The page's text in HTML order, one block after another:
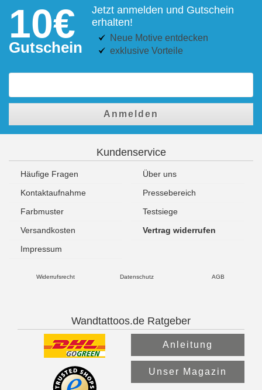
10€
Gutschein
Jetzt anmelden und Gutschein
erhalten!
Neue Motive entdecken
exklusive Vorteile
Anmelden
Kundenservice
Häufige Fragen
Über uns
Kontaktaufnahme
Pressebereich
Farbmuster
Testsiege
Versandkosten
Vertrag widerrufen
Impressum
Widerrufsrecht Datenschutz AGB
Wandtattoos.de Ratgeber
Anleitung
Unser Magazin